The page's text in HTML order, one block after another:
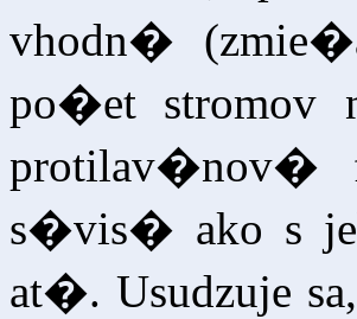
vhodn�
po�et stromov
s�vis� ako s
at�. Usudzuje